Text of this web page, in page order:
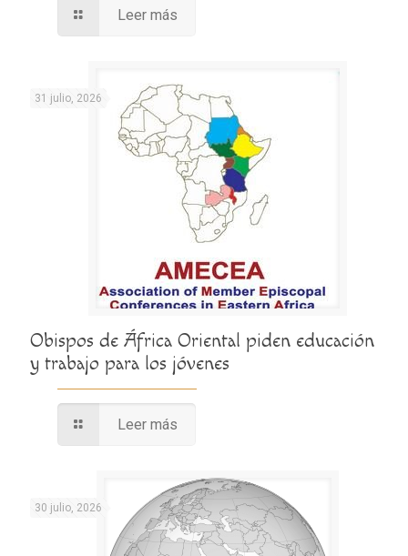
Leer más
31 julio, 2026
Obispos de África Oriental piden educación
y trabajo para los jóvenes
Leer más
30 julio, 2026